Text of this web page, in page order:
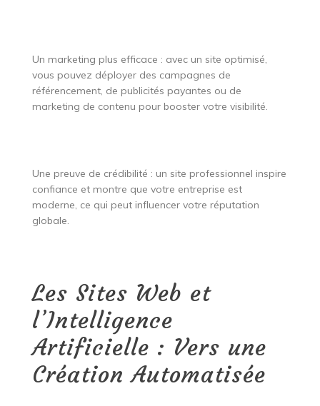
Un marketing plus efficace : avec un site optimisé,
vous pouvez déployer des campagnes de
référencement, de publicités payantes ou de
marketing de contenu pour booster votre visibilité.
Une preuve de crédibilité : un site professionnel inspire
confiance et montre que votre entreprise est
moderne, ce qui peut influencer votre réputation
globale.
Les Sites Web et
l’Intelligence
Artificielle : Vers une
Création Automatisée